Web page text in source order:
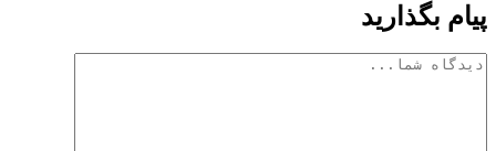
پیام بگذارید
دیدگاه